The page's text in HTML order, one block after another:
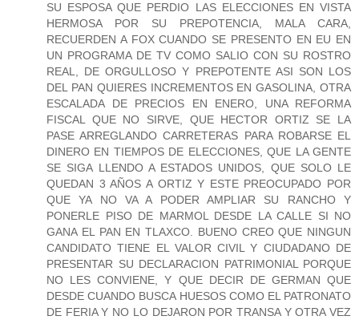
SU ESPOSA QUE PERDIO LAS ELECCIONES EN VISTA
HERMOSA POR SU PREPOTENCIA, MALA CARA,
RECUERDEN A FOX CUANDO SE PRESENTO EN EU EN
UN PROGRAMA DE TV COMO SALIO CON SU ROSTRO
REAL, DE ORGULLOSO Y PREPOTENTE ASI SON LOS
DEL PAN QUIERES INCREMENTOS EN GASOLINA, OTRA
ESCALADA DE PRECIOS EN ENERO, UNA REFORMA
FISCAL QUE NO SIRVE, QUE HECTOR ORTIZ SE LA
PASE ARREGLANDO CARRETERAS PARA ROBARSE EL
DINERO EN TIEMPOS DE ELECCIONES, QUE LA GENTE
SE SIGA LLENDO A ESTADOS UNIDOS, QUE SOLO LE
QUEDAN 3 AÑOS A ORTIZ Y ESTE PREOCUPADO POR
QUE YA NO VA A PODER AMPLIAR SU RANCHO Y
PONERLE PISO DE MARMOL DESDE LA CALLE SI NO
GANA EL PAN EN TLAXCO. BUENO CREO QUE NINGUN
CANDIDATO TIENE EL VALOR CIVIL Y CIUDADANO DE
PRESENTAR SU DECLARACION PATRIMONIAL PORQUE
NO LES CONVIENE, Y QUE DECIR DE GERMAN QUE
DESDE CUANDO BUSCA HUESOS COMO EL PATRONATO
DE FERIA Y NO LO DEJARON POR TRANSA Y OTRA VEZ